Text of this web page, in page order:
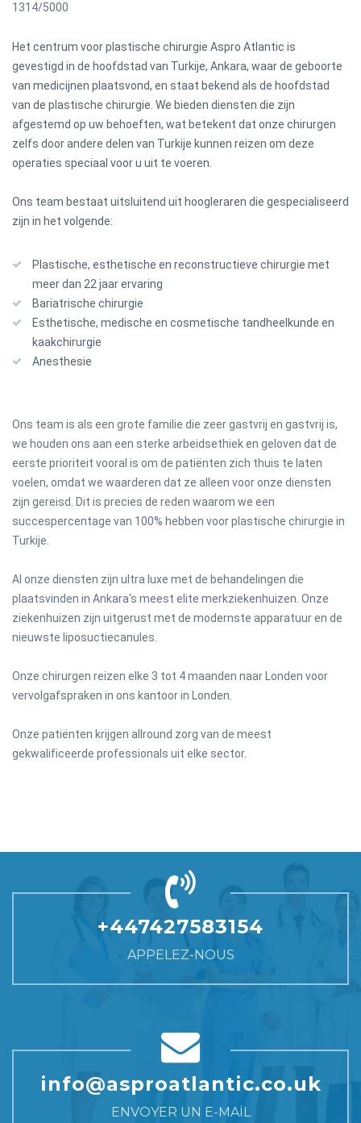
1314/5000
Het centrum voor plastische chirurgie Aspro Atlantic is
gevestigd in de hoofdstad van Turkije, Ankara, waar de geboorte
van medicijnen plaatsvond, en staat bekend als de hoofdstad
van de plastische chirurgie. We bieden diensten die zijn
afgestemd op uw behoeften, wat betekent dat onze chirurgen
zelfs door andere delen van Turkije kunnen reizen om deze
operaties speciaal voor u uit te voeren.
Ons team bestaat uitsluitend uit hoogleraren die gespecialiseerd
zijn in het volgende:
Plastische, esthetische en reconstructieve chirurgie met
meer dan 22 jaar ervaring
Bariatrische chirurgie
Esthetische, medische en cosmetische tandheelkunde en
kaakchirurgie
Anesthesie
Ons team is als een grote familie die zeer gastvrij en gastvrij is,
we houden ons aan een sterke arbeidsethiek en geloven dat de
eerste prioriteit vooral is om de patiënten zich thuis te laten
voelen, omdat we waarderen dat ze alleen voor onze diensten
zijn gereisd. Dit is precies de reden waarom we een
succespercentage van 100% hebben voor plastische chirurgie in
Turkije.
Al onze diensten zijn ultra luxe met de behandelingen die
plaatsvinden in Ankara's meest elite merkziekenhuizen. Onze
ziekenhuizen zijn uitgerust met de modernste apparatuur en de
nieuwste liposuctiecanules.
Onze chirurgen reizen elke 3 tot 4 maanden naar Londen voor
vervolgafspraken in ons kantoor in Londen.
Onze patiënten krijgen allround zorg van de meest
gekwalificeerde professionals uit elke sector.
+447427583154
APPELEZ-NOUS
info@asproatlantic.co.uk
ENVOYER UN E-MAIL